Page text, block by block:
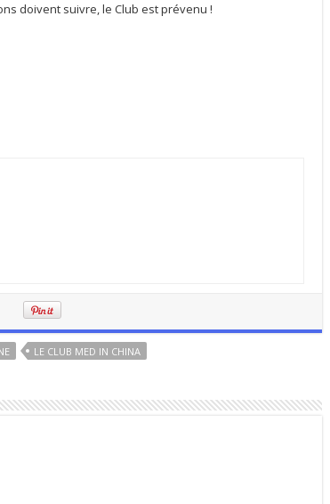
doivent suivre, le Club est prévenu !
LE CLUB MED IN CHINA